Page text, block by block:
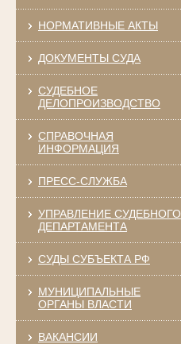
НОРМАТИВНЫЕ АКТЫ
ДОКУМЕНТЫ СУДА
СУДЕБНОЕ
ДЕЛОПРОИЗВОДСТВО
СПРАВОЧНАЯ
ИНФОРМАЦИЯ
ПРЕСС-СЛУЖБА
УПРАВЛЕНИЕ СУДЕБНОГО
ДЕПАРТАМЕНТА
СУДЫ СУБЪЕКТА РФ
МУНИЦИПАЛЬНЫЕ
ОРГАНЫ ВЛАСТИ
ВАКАНСИИ